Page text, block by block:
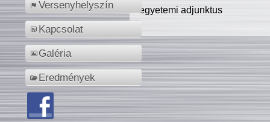
Versenyhelyszín
Kapcsolat
Galéria
Eredmények
egyetemi adjunktus